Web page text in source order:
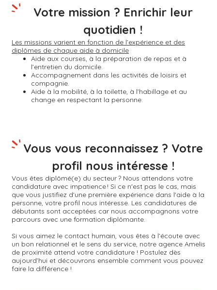
Les missions varient en fonction de l’expérience et des
diplômes de chaque aide à domicile
Aide aux courses, à la préparation de repas et à
l’entretien du domicile.
Accompagnement dans les activités de loisirs et
compagnie.
Aide à la mobilité, à la toilette, à l’habillage et au
change en respectant la personne.
Votre mission ? Enrichir leur
quotidien !
Vous êtes diplômé(e) du secteur ? Nous attendons votre
candidature avec impatience ! Si ce n'est pas le cas, mais
que vous justifiez d'une première expérience dans l'aide à la
personne, votre profil nous intéresse. Les candidatures de
débutants sont acceptées car nous accompagnons votre
parcours avec une formation diplômante.
Si vous aimez le contact humain, vous êtes à l’écoute avec
un bon relationnel et le sens du service, notre agence Amelis
de proximité attend votre candidature ! Postulez dès
aujourd’hui et découvrons ensemble comment vous pouvez
faire la différence !
Vous vous reconnaissez ? Votre
profil nous intéresse !